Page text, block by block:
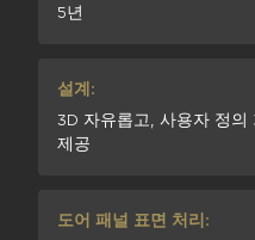
5년
설계:
3D 자유롭고, 사용자 정의
제공
도어 패널 표면 처리: